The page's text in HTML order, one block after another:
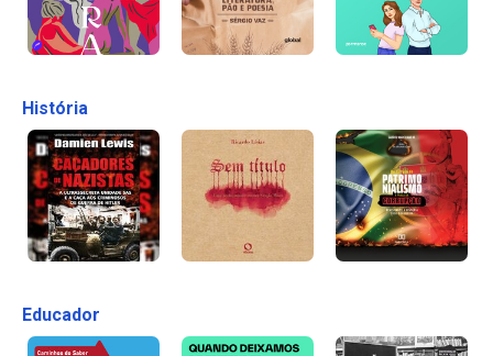
História
Educador